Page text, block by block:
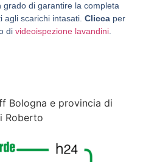
di garantire la completa
agli scarichi intasati. Clicca per
di videoispezione lavandini.